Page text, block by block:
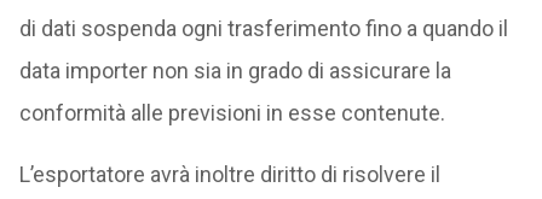
di dati sospenda ogni trasferimento fino a quando il
data importer non sia in grado di assicurare la
conformità alle previsioni in esse contenute.
L’esportatore avrà inoltre diritto di risolvere il